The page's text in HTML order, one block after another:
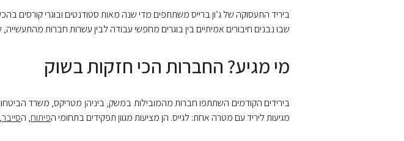
ביריד התעסוקה של ג’ון ברייס משתתפים מדי שנה מאות סטודנטים ובוגרי קורסים
שבו נבנים חיבורים אמיתיים בין בוגרים מחפשי עבודה לבין עשרות חברות
מי מגיע? החברות הכי חזקות בשוק
מגיעות ליריד עם מטרה אחת: לגייס. הן מציעות מגוון תפקידים בתחומי הפיתוח, הסייבר,